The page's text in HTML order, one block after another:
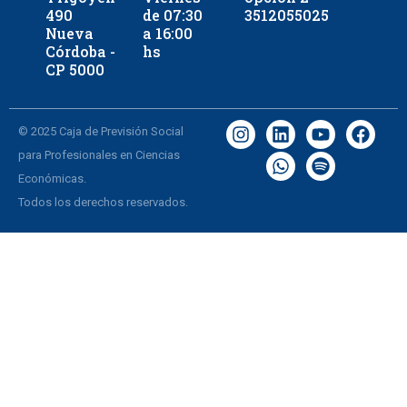
490
Nueva
Córdoba -
CP 5000
de 07:30
a 16:00
hs
3512055025
© 2025 Caja de Previsión Social
para Profesionales en Ciencias
Económicas.
Todos los derechos reservados.